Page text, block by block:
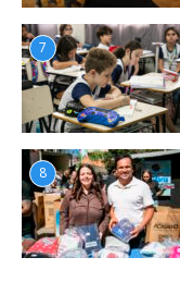
7
8